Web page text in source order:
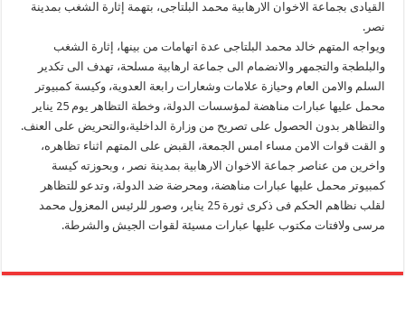
القيادى بجماعة الاخوان الارهابية محمد البلتاجى، بتهمة إثارة الشغب بمدينة
نصر.
ويواجه المتهم خالد محمد البلتاجى عدة اتهامات من بينها، إثارة الشغب
والبلطجة والتجمهر والانضمام الى جماعة ارهابية مسلحة، تهدف الى تكدير
السلم والامن العام وحيازة علامات وشعارات رابعة العدوية، وكيسة كمبيوتر
محمل عليها عبارات مناهضة لمؤسسات الدولة، وخطة التظاهر يوم 25 يناير
والتظاهر بدون الحصول على تصريح من وزارة الداخلية،والتحريض على العنف.
و القت قوات الامن مساء امس الجمعة، القبض على المتهم اثناء تظاهره،
واخرين من عناصر جماعة الاخوان الارهابية بمدينة نصر ، وبحوزته كيسة
كمبيوتر محمل عليها عبارات مناهضة، ومحرضة ضد الدولة، وتدعو للتظاهر
لقلب نظاهم الحكم فى ذكرى ثورة 25 يناير، وصور للرئيس المعزول محمد
مرسى ولافتات مكتوب عليها عبارات مسيئة لقوات الجيش والشرطة.